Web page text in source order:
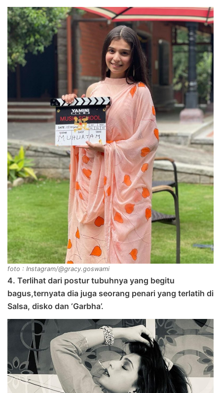
foto : Instagram/@gracy.goswami
4. Terlihat dari postur tubuhnya yang begitu
bagus,ternyata dia juga seorang penari yang terlatih di
Salsa, disko dan ‘Garbha’.